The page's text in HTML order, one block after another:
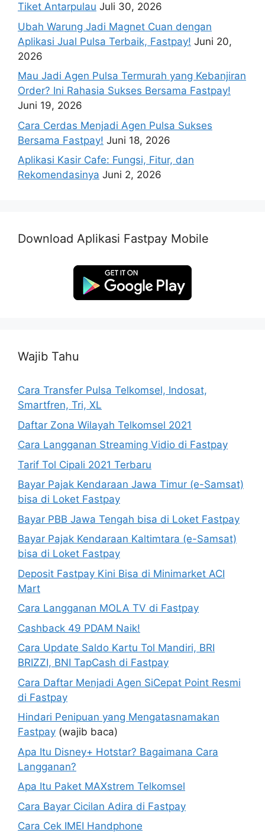
Tiket Antarpulau Juli 30, 2026
Ubah Warung Jadi Magnet Cuan dengan
Aplikasi Jual Pulsa Terbaik, Fastpay! Juni 20,
2026
Mau Jadi Agen Pulsa Termurah yang Kebanjiran
Order? Ini Rahasia Sukses Bersama Fastpay!
Juni 19, 2026
Cara Cerdas Menjadi Agen Pulsa Sukses
Bersama Fastpay! Juni 18, 2026
Aplikasi Kasir Cafe: Fungsi, Fitur, dan
Rekomendasinya Juni 2, 2026
Download Aplikasi Fastpay Mobile
Wajib Tahu
Cara Transfer Pulsa Telkomsel, Indosat,
Smartfren, Tri, XL
Daftar Zona Wilayah Telkomsel 2021
Cara Langganan Streaming Vidio di Fastpay
Tarif Tol Cipali 2021 Terbaru
Bayar Pajak Kendaraan Jawa Timur (e-Samsat)
bisa di Loket Fastpay
Bayar PBB Jawa Tengah bisa di Loket Fastpay
Bayar Pajak Kendaraan Kaltimtara (e-Samsat)
bisa di Loket Fastpay
Deposit Fastpay Kini Bisa di Minimarket ACI
Mart
Cara Langganan MOLA TV di Fastpay
Cashback 49 PDAM Naik!
Cara Update Saldo Kartu Tol Mandiri, BRI
BRIZZI, BNI TapCash di Fastpay
Cara Daftar Menjadi Agen SiCepat Point Resmi
di Fastpay
Hindari Penipuan yang Mengatasnamakan
Fastpay (wajib baca)
Apa Itu Disney+ Hotstar? Bagaimana Cara
Langganan?
Apa Itu Paket MAXstrem Telkomsel
Cara Bayar Cicilan Adira di Fastpay
Cara Cek IMEI Handphone